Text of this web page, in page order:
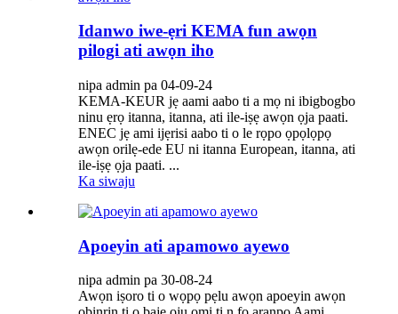
Idanwo iwe-ẹri KEMA fun awọn
pilogi ati awọn iho
nipa admin pa 04-09-24
KEMA-KEUR jẹ ​​aami aabo ti a mọ ni ibigbogbo
ninu ẹrọ itanna, itanna, ati ile-iṣẹ awọn ọja paati.
ENEC jẹ ami ijẹrisi aabo ti o le rọpo ọpọlọpọ
awọn orilẹ-ede EU ni itanna European, itanna, ati
ile-iṣẹ ọja paati. ...
Ka siwaju
Apoeyin ati apamowo ayewo
nipa admin pa 30-08-24
Awọn iṣoro ti o wọpọ pẹlu awọn apoeyin awọn